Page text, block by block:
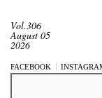
Vol.306
August 05
2026
FACEBOOK